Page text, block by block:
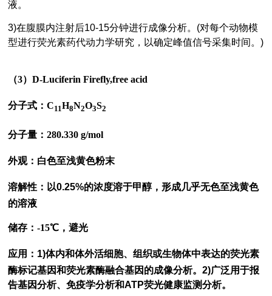
液。
3)在腹膜内注射后10-15分钟进行成像分析。(对每个动物模
型进行荧光素药代动力学研究，以确定峰值信号采集时间。)
（3）D-Luciferin Firefly,free acid
分子式：C11H8N2O3S2
分子量：280.330 g/mol
外观：白色至浅黄色粉末
溶解性： 以0.25%的浓度溶于甲醇，形成几乎无色至浅黄色
的溶液
储存：-15℃，避光
应用： 1)体内和体外活细胞、组织或生物体中表达的荧光素
酶标记基因和荧光素酶融合基因的成像分析。2)广泛用于报
告基因分析、免疫学分析和ATP荧光健康监测分析。